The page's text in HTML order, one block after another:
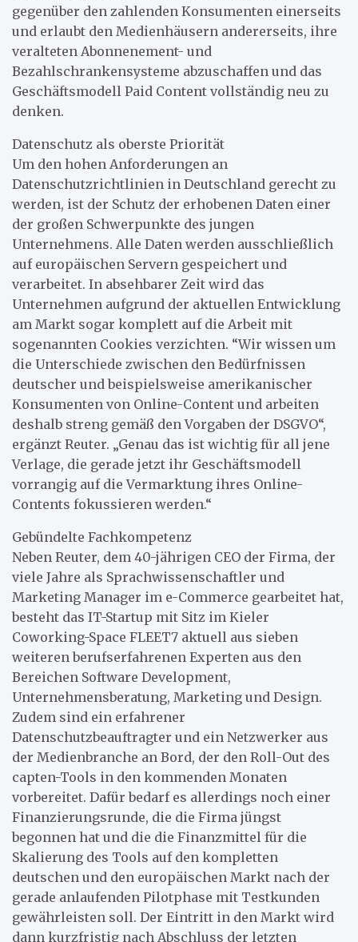
gegenüber den zahlenden Konsumenten einerseits
und erlaubt den Medienhäusern andererseits, ihre
veralteten Abonnenement- und
Bezahlschrankensysteme abzuschaffen und das
Geschäftsmodell Paid Content vollständig neu zu
denken.
Datenschutz als oberste Priorität
Um den hohen Anforderungen an
Datenschutzrichtlinien in Deutschland gerecht zu
werden, ist der Schutz der erhobenen Daten einer
der großen Schwerpunkte des jungen
Unternehmens. Alle Daten werden ausschließlich
auf europäischen Servern gespeichert und
verarbeitet. In absehbarer Zeit wird das
Unternehmen aufgrund der aktuellen Entwicklung
am Markt sogar komplett auf die Arbeit mit
sogenannten Cookies verzichten. “Wir wissen um
die Unterschiede zwischen den Bedürfnissen
deutscher und beispielsweise amerikanischer
Konsumenten von Online-Content und arbeiten
deshalb streng gemäß den Vorgaben der DSGVO“,
ergänzt Reuter. „Genau das ist wichtig für all jene
Verlage, die gerade jetzt ihr Geschäftsmodell
vorrangig auf die Vermarktung ihres Online-
Contents fokussieren werden.“
Gebündelte Fachkompetenz
Neben Reuter, dem 40-jährigen CEO der Firma, der
viele Jahre als Sprachwissenschaftler und
Marketing Manager im e-Commerce gearbeitet hat,
besteht das IT-Startup mit Sitz im Kieler
Coworking-Space FLEET7 aktuell aus sieben
weiteren berufserfahrenen Experten aus den
Bereichen Software Development,
Unternehmensberatung, Marketing und Design.
Zudem sind ein erfahrener
Datenschutzbeauftragter und ein Netzwerker aus
der Medienbranche an Bord, der den Roll-Out des
capten-Tools in den kommenden Monaten
vorbereitet. Dafür bedarf es allerdings noch einer
Finanzierungsrunde, die die Firma jüngst
begonnen hat und die die Finanzmittel für die
Skalierung des Tools auf den kompletten
deutschen und den europäischen Markt nach der
gerade anlaufenden Pilotphase mit Testkunden
gewährleisten soll. Der Eintritt in den Markt wird
dann kurzfristig nach Abschluss der letzten